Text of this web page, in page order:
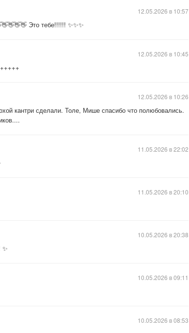
Это тебе!!!!!! ✨✨✨
12.05.2026 в 10:57
12.05.2026 в 10:45
кантри сделали. Толе, Мише спасибо что полюбовались.
12.05.2026 в 10:26
11.05.2026 в 22:02
11.05.2026 в 20:10
10.05.2026 в 20:38
10.05.2026 в 09:11
10.05.2026 в 08:53